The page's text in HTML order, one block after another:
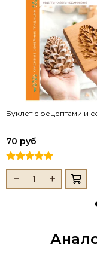
Буклет с рецептами и
70 руб